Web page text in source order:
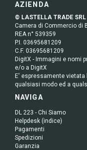
AZIENDA
© LASTELLA TRADE SRL
Camera di Commercio di
REA n° 539359
P.I. 03695681209
C.F. 03695681209
DigitX - Immagini e nomi
e/o a DigitX
E' espressamente
qualsiasi modo ed a
NAVIGA
DL 223 - Chi Siamo
Helpdesk (indice)
Pagamenti
Spedizioni
Garanzia